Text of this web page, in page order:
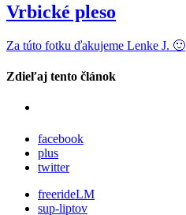
Vrbické pleso
Za túto fotku ďakujeme Lenke J. 🙂
Zdieľaj tento článok
facebook
plus
twitter
freerideLM
sup-liptov